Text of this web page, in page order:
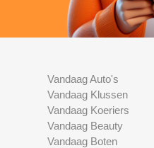
Vandaag Auto's
Vandaag Klussen
Vandaag Koeriers
Vandaag Beauty
Vandaag Boten